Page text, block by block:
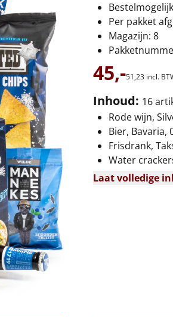
Per pakket
Magazijn: 8
45,-51,23 incl.
Inhoud: 16
Rode wijn,
Bier, Bavaria,
Frisdrank,
Water
Laat volledige